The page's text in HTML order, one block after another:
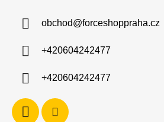
obchod@forceshoppraha.cz
+420604242477
+420604242477